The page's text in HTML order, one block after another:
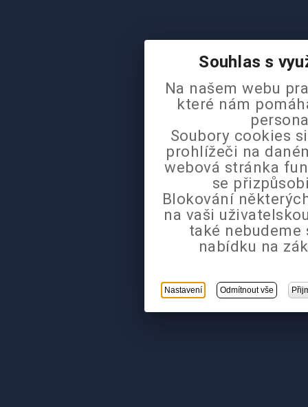
Souhlas s
Na našem webu
které nám
Soubory cookies
prohlížeči na
webová stránka
se
Blokování
na vaši
také
nabídku na
Nastavení Odmítnout vše